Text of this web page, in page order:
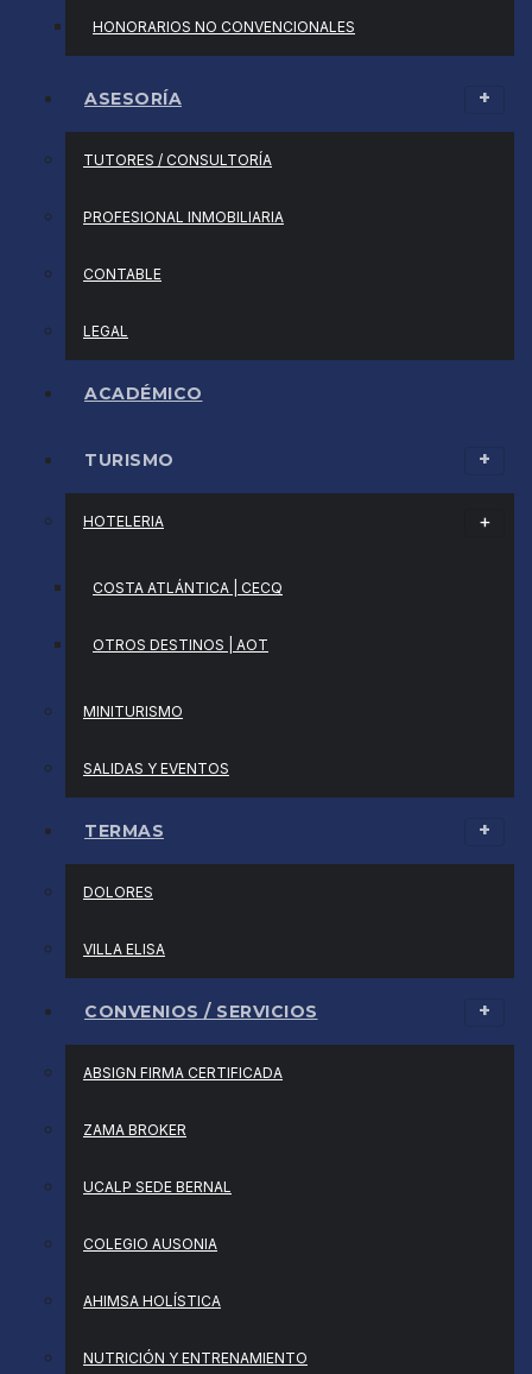
HONORARIOS NO CONVENCIONALES
ASESORÍA
TUTORES / CONSULTORÍA
PROFESIONAL INMOBILIARIA
CONTABLE
LEGAL
ACADÉMICO
TURISMO
HOTELERIA
COSTA ATLÁNTICA | CECQ
OTROS DESTINOS | AOT
MINITURISMO
SALIDAS Y EVENTOS
TERMAS
DOLORES
VILLA ELISA
CONVENIOS / SERVICIOS
ABSIGN FIRMA CERTIFICADA
ZAMA BROKER
UCALP SEDE BERNAL
COLEGIO AUSONIA
AHIMSA HOLÍSTICA
NUTRICIÓN Y ENTRENAMIENTO